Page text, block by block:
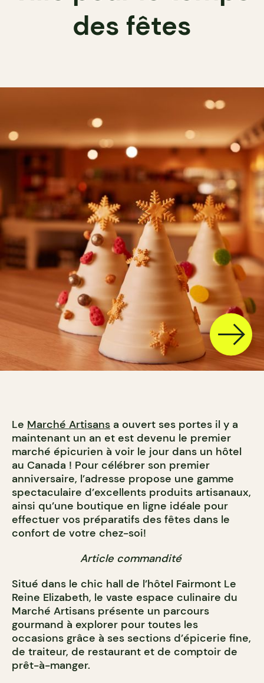
des fêtes
Le Marché Artisans a ouvert ses portes il y a
maintenant un an et est devenu le premier
marché épicurien à voir le jour dans un hôtel
au Canada ! Pour célébrer son premier
anniversaire, l’adresse propose une gamme
spectaculaire d’excellents produits artisanaux,
ainsi qu’une boutique en ligne idéale pour
effectuer vos préparatifs des fêtes dans le
confort de votre chez-soi!
Article commandité
Situé dans le chic hall de l’hôtel Fairmont Le
Reine Elizabeth, le vaste espace culinaire du
Marché Artisans présente un parcours
gourmand à explorer pour toutes les
occasions grâce à ses sections d’épicerie fine,
de traiteur, de restaurant et de comptoir de
prêt-à-manger.